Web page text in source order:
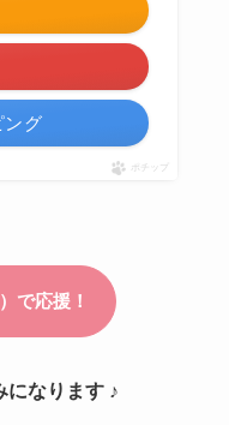
ング
ポチップ
になります ♪